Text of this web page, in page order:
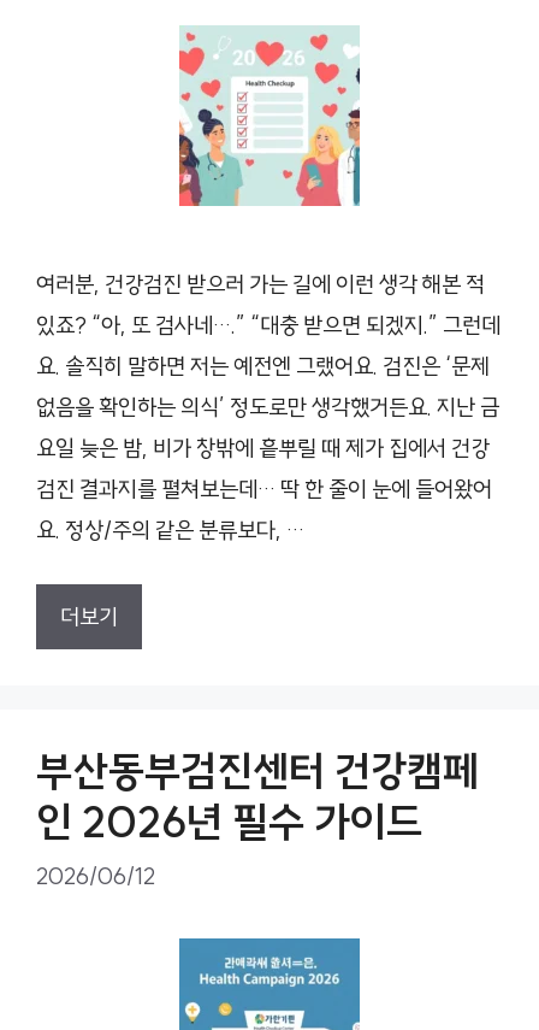
여러분, 건강검진 받으러 가는 길에 이런 생각 해본 적
있죠? “아, 또 검사네….” “대충 받으면 되겠지.” 그런데
요. 솔직히 말하면 저는 예전엔 그랬어요. 검진은 ‘문제
없음을 확인하는 의식’ 정도로만 생각했거든요. 지난 금
요일 늦은 밤, 비가 창밖에 흩뿌릴 때 제가 집에서 건강
검진 결과지를 펼쳐보는데… 딱 한 줄이 눈에 들어왔어
요. 정상/주의 같은 분류보다, …
더보기
부산동부검진센터 건강캠페
인 2026년 필수 가이드
2026/06/12